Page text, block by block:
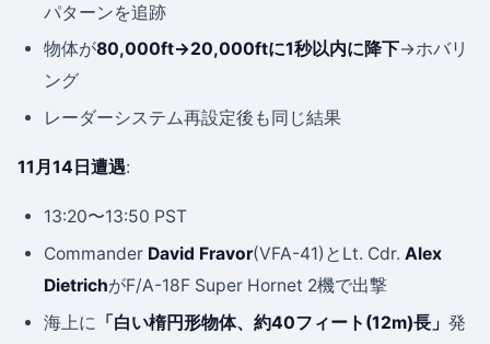
パターンを追跡
物体が80,000ft→20,000ftに1秒以内に降下→ホバリ
ング
レーダーシステム再設定後も同じ結果
11月14日遭遇:
13:20〜13:50 PST
Commander David Fravor(VFA-41)とLt. Cdr. Alex
DietrichがF/A-18F Super Hornet 2機で出撃
海上に 「白い楕円形物体、約40フィート(12m)長」 発